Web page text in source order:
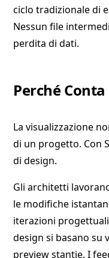
ciclo tradizionale di
Nessun file
perdita di dati.
Perché Conta
La visualizzazione
di un progetto. Con
di design.
Gli architetti
le modifiche
iterazioni
design si basano su
preview stantie. I